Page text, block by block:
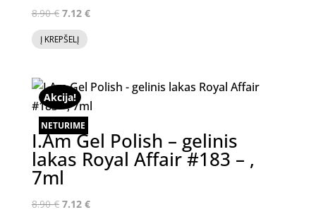
8.90€ Original
price
was:
7.12 €Current
Į KREPŠELĮ
Akcija!
NETURIME
I.Am Gel Polish – gelinis
lakas Royal Affair #183 – ,
7ml
8.90€ Original
7.12 €Current